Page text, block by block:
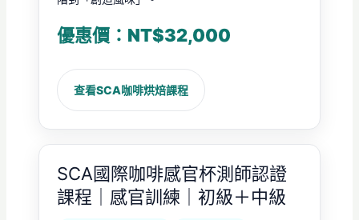
優惠價：NT$32,000
查看SCA咖啡烘焙課程
SCA國際咖啡感官杯測師認證
課程｜感官訓練｜初級＋中級